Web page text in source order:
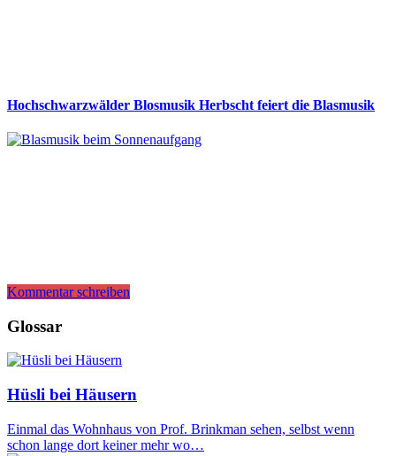
Hochschwarzwälder Blosmusik Herbscht feiert die Blasmusik
Kommentar schreiben
Glossar
Hüsli bei Häusern
Einmal das Wohnhaus von Prof. Brinkman sehen, selbst wenn
schon lange dort keiner mehr wo…